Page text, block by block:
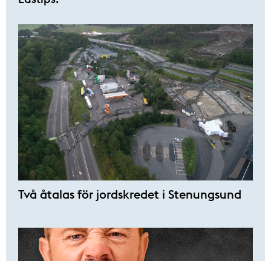
Två åtalas för jordskredet i Stenungsund